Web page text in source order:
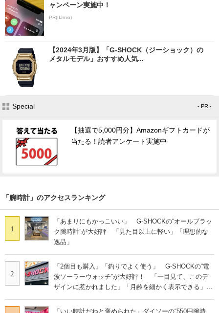
ャンペーン実施中！
PR(IIJmio)
【2024年3月版】「G-SHOCK（ジーショック）の
メタルモデル」おすすめ人気...
Special - PR -
【抽選で5,000円分】Amazonギフトカードが
当たる！読者アンケート実施中
「腕時計」のアクセスランキング
1
「あまりにもかっこいい」 G-SHOCKの“オールブラッ
ク腕時計”が大好評 「見た目以上に軽い」「理想的な
逸品」
2
「2個目も購入」「釣りでよく使う」 G-SHOCKの“電
波ソーラーウォッチ”が大好評！ 「一目見て、このデ
ザインに惹かれました」「月齢を細かく表示できる」
「いい時計だねと褒められた」ダイソーの“550円腕時